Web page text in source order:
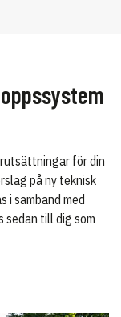
för din
på ny teknisk
i samband med
sedan till dig som